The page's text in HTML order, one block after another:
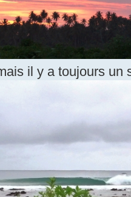
il y a toujours un